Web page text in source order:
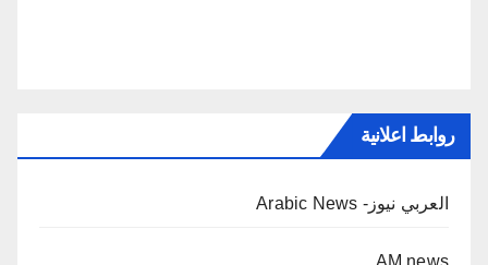
روابط اعلانية
العربي نيوز- Arabic News
AM news